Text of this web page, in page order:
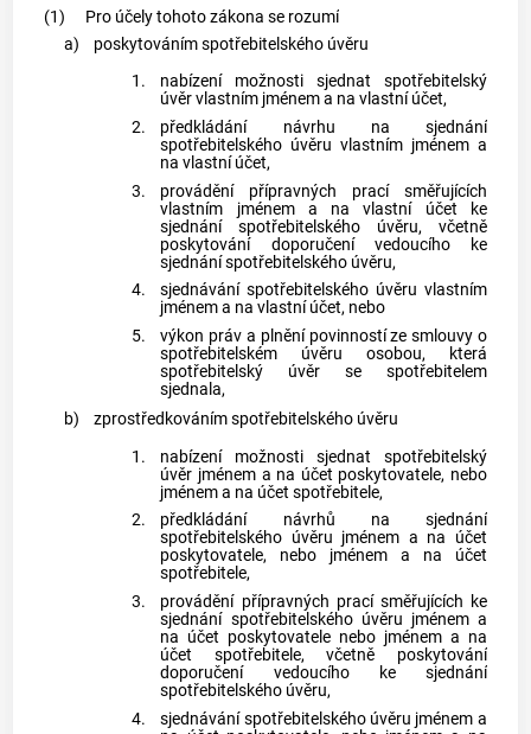
(1)
Pro účely tohoto zákona se rozumí
a)
poskytováním spotřebitelského úvěru
1.
nabízení možnosti sjednat spotřebitelský
úvěrvlastním jménem a na vlastní účet,
2.
předkládání návrhu na sjednání
spotřebitelského úvěru vlastním jménem a
na vlastní účet,
3.
provádění přípravných prací směřujících
vlastním jménem a na vlastní účet ke
sjednáníspotřebitelského úvěru, včetně
poskytování doporučení vedoucího ke
sjednáníspotřebitelského úvěru,
4.
sjednáváníspotřebitelského úvěru vlastním
jménem a na vlastní účet, nebo
5.
výkon práv a plnění povinností ze smlouvy o
spotřebitelském úvěru osobou, která
spotřebitelský úvěr se spotřebitelem
sjednala,
b)
zprostředkováním spotřebitelského úvěru
1.
nabízení možnosti sjednat spotřebitelský
úvěr jménem a na účet poskytovatele, nebo
jménem a na účetspotřebitele,
2.
předkládání návrhů na sjednání
spotřebitelského úvěru jménem a na účet
poskytovatele, nebo jménem a na účet
spotřebitele,
3.
provádění přípravných prací směřujících ke
sjednání spotřebitelského úvěru jménem a
na účet poskytovatele nebo jménem a na
účet spotřebitele, včetně poskytování
doporučení vedoucího ke sjednání
spotřebitelského úvěru,
4.
sjednáváníspotřebitelského úvěru jménem a